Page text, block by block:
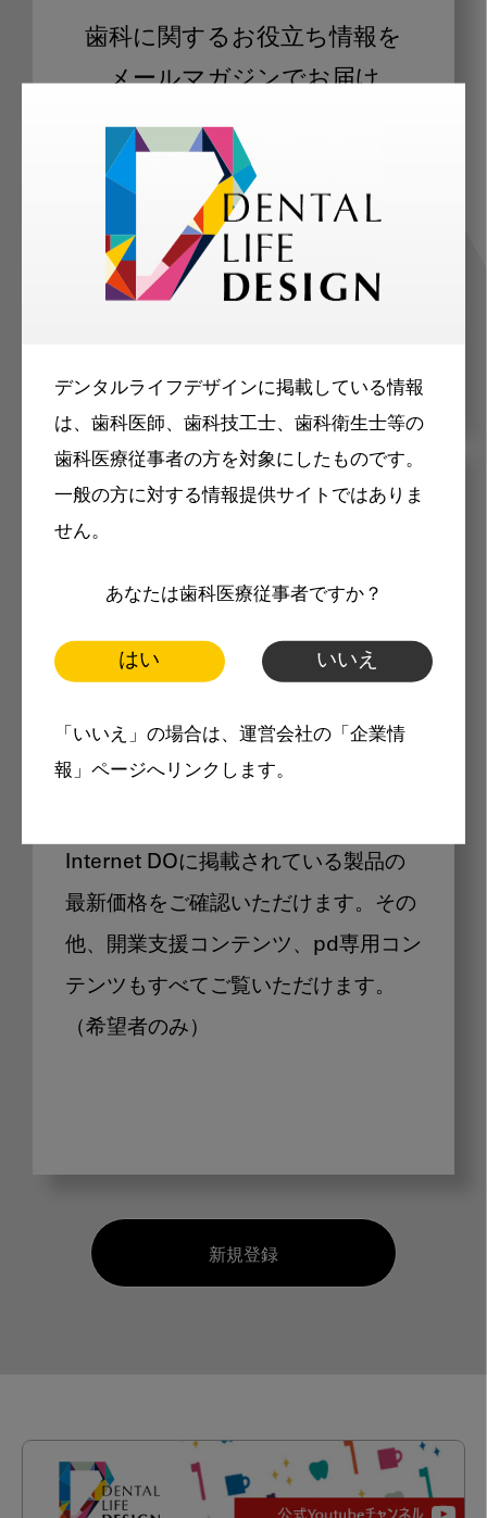
デンタルライフデザインに掲載している情報
は、歯科医師、歯科技工士、歯科衛生士等の
歯科医療従事者の方を対象にしたものです。
一般の方に対する情報提供サイトではありま
せん。
あなたは歯科医療従事者ですか？
はい いいえ
「いいえ」の場合は、運営会社の「企業情
報」ページへリンクします。
歯科に関するお役立ち情報を
メールマガジンでお届け
ご登録いただいた職種（歯科医師、歯
科衛生士、歯科技工士）に合わせた内
容のメールマガジンをお届けします。
メリット
製品価格も閲覧可能
Internet DOに掲載されている製品の
最新価格をご確認いただけます。その
他、開業支援コンテンツ、pd専用コン
テンツもすべてご覧いただけます。
（希望者のみ）
新規登録